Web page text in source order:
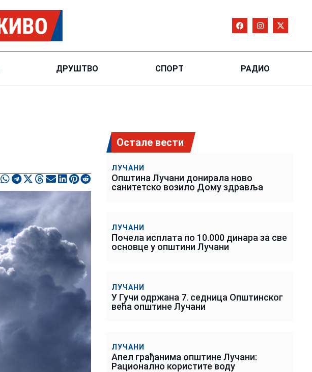
ДРУШТВО СПОРТ РАДИО
Остале вести
ЛУЧАНИ
Општина Лучани донирала ново
санитетско возило Дому здравља
ЛУЧАНИ
Почела исплата по 10.000 динара за све
основце у општини Лучани
ЛУЧАНИ
У Гучи одржана 7. седница Општинског
већа општине Лучани
ЛУЧАНИ
Апел грађанима општине Лучани:
Рационално користите воду